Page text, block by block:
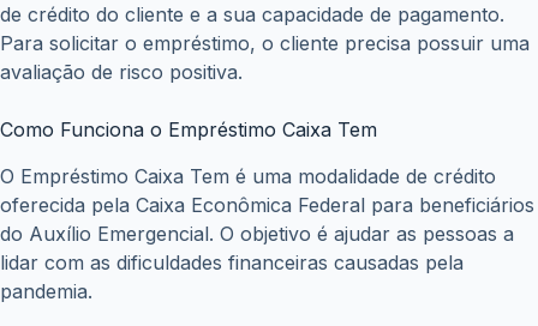
de crédito do cliente e a sua capacidade de pagamento.
Para solicitar o empréstimo, o cliente precisa possuir uma
avaliação de risco positiva.
Como Funciona o Empréstimo Caixa Tem
O Empréstimo Caixa Tem é uma modalidade de crédito
oferecida pela Caixa Econômica Federal para beneficiários
do Auxílio Emergencial. O objetivo é ajudar as pessoas a
lidar com as dificuldades financeiras causadas pela
pandemia.